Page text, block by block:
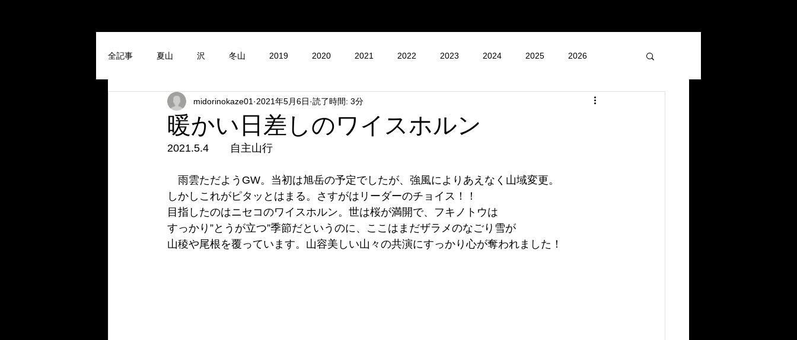
全記事 夏山 沢 冬山 2019 2020 2021 2022 2023 2024 2025 2026
暖かい日差しのワイスホルン
midorinokaze01 2021年5月6日 読了時間: 3分
2021.5.4　　自主山行
雨雲ただようGW。当初は旭岳の予定でしたが、強風によりあえなく山域変更。
しかしこれがピタッとはまる。さすがはリーダーのチョイス！！
目指したのはニセコのワイスホルン。世は桜が満開で、フキノトウは
すっかり”とうが立つ”季節だというのに、ここはまだザラメのなごり雪が
山稜や尾根を覆っています。山容美しい山々の共演にすっかり心が奪われました！